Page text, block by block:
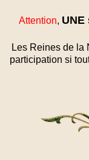
Attention,
Les Reines de la
participation si